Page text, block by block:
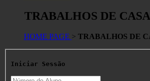
TRABALHOS DE
HOME PAGE > TRABALHOS DE
Iniciar Sessão